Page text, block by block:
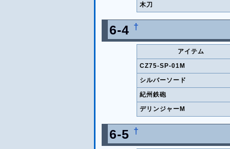
木刀
6-4 †
アイテム
CZ75-SP-01M
シルバーソード
紀州鉄砲
デリンジャーM
6-5 †